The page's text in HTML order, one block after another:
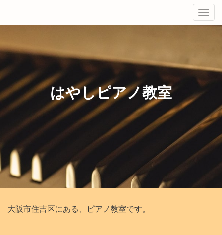
はやしピアノ教室
大阪市住吉区にある、ピアノ教室です。